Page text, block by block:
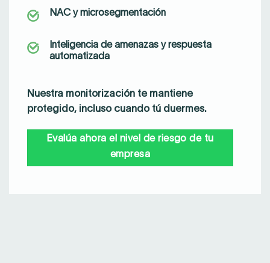
NAC y microsegmentación
Inteligencia de amenazas y respuesta
automatizada
Nuestra monitorización te mantiene
protegido, incluso cuando tú duermes.
Evalúa ahora el nivel de riesgo de tu
empresa